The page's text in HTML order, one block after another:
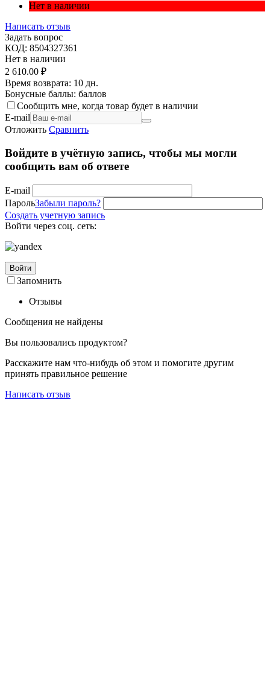
Нет в наличии
Написать отзыв
Задать вопрос
КОД: 8504327361
Нет в наличии
2 610.00 ₽
Время возврата: 10 дн.
Бонусные баллы: баллов
Сообщить мне, когда товар будет в наличии
E-mail
Отложить Сравнить
Войдите в учётную запись, чтобы мы могли
сообщить вам об ответе
E-mail
ПарольЗабыли пароль?
Создать учетную запись
Войти через соц. сеть:
Войти
Запомнить
Отзывы
Сообщения не найдены
Вы пользовались продуктом?
Расскажите нам что-нибудь об этом и помогите другим
принять правильное решение
Написать отзыв